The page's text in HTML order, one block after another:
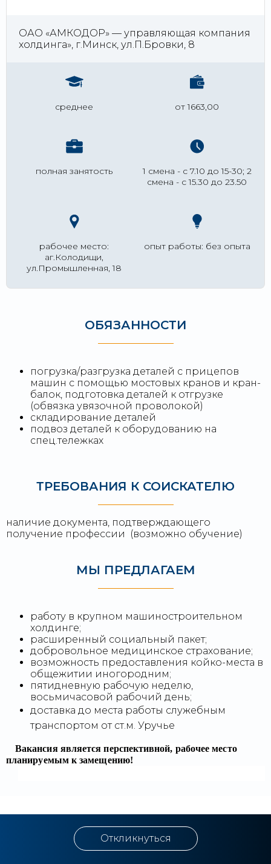
ОАО «АМКОДОР» — управляющая компания
холдинга», г.Минск, ул.П.Бровки, 8
среднее от 1663,00
полная занятость
1 смена - с 7.10 до 15-30; 2
смена - с 15.30 до 23.50
рабочее место:
аг.Колодищи,
ул.Промышленная, 18
опыт работы: без опыта
ОБЯЗАННОСТИ
погрузка/разгрузка деталей с прицепов
машин с помощью мостовых кранов и кран-
балок, подготовка деталей к отгрузке
(обвязка увязочной проволокой)
складирование деталей
подвоз деталей к оборудованию на
спец.тележках
ТРЕБОВАНИЯ К СОИСКАТЕЛЮ
наличие документа, подтверждающего
получение профессии (возможно обучение)
МЫ ПРЕДЛАГАЕМ
работу в крупном машиностроительном
холдинге;
расширенный социальный пакет;
добровольное медицинское страхование;
возможность предоставления койко-места в
общежитии иногородним;
пятидневную рабочую неделю,
восьмичасовой рабочий день;
доставка до места работы служебным
транспортом от ст.м. Уручье
Вакансия является перспективной, рабочее место
планируемым к замещению!
Откликнуться